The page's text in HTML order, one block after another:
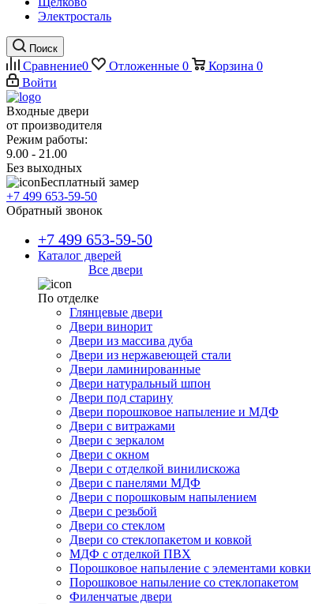
Электросталь
Поиск
Сравнение0 Отложенные 0 Корзина 0
Войти
Входные двери
от производителя
Режим работы:
9.00 - 21.00
Без выходных
Бесплатный замер
+7 499 653-59-50
Обратный звонок
+7 499 653-59-50
Каталог дверей
Все двери
По отделке
Глянцевые двери
Двери винорит
Двери из массива дуба
Двери из нержавеющей стали
Двери ламинированные
Двери натуральный шпон
Двери под старину
Двери порошковое напыление и МДФ
Двери с витражами
Двери с зеркалом
Двери с окном
Двери с отделкой винилискожа
Двери с панелями МДФ
Двери с порошковым напылением
Двери с резьбой
Двери со стеклом
Двери со стеклопакетом и ковкой
МДФ с отделкой ПВХ
Порошковое напыление с элементами ковки
Порошковое напыление со стеклопакетом
Филенчатые двери